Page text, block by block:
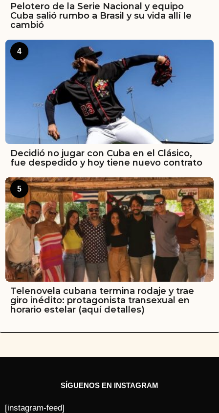
Pelotero de la Serie Nacional y equipo
Cuba salió rumbo a Brasil y su vida allí le
cambió
4
Decidió no jugar con Cuba en el Clásico,
fue despedido y hoy tiene nuevo contrato
5
Telenovela cubana termina rodaje y trae
giro inédito: protagonista transexual en
horario estelar (aquí detalles)
SÍGUENOS EN INSTAGRAM
[instagram-feed]